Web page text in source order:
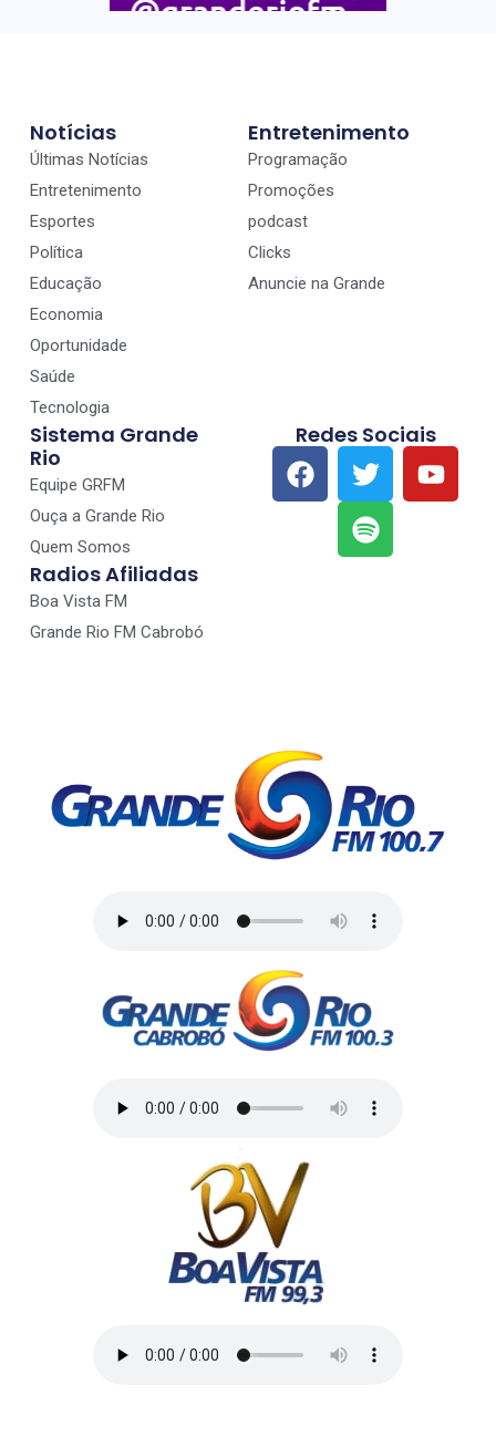
Notícias
Últimas Notícias
Entretenimento
Esportes
Política
Educação
Economia
Oportunidade
Saúde
Tecnologia
Entretenimento
Programação
Promoções
podcast
Clicks
Anuncie na Grande
Sistema Grande
Rio
Equipe GRFM
Ouça a Grande Rio
Quem Somos
Radios Afiliadas
Boa Vista FM
Grande Rio FM Cabrobó
Redes Sociais